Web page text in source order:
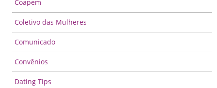
Coapem
Coletivo das Mulheres
Comunicado
Convênios
Dating Tips